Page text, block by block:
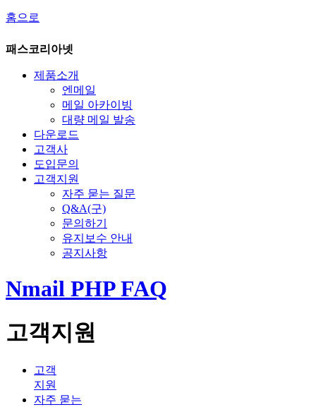
홈으로
패스코리아넷
제품소개
엔메일
메일 아카이빙
대량 메일 발송
다운로드
고객사
도입문의
고객지원
자주 묻는 질문
Q&A(구)
문의하기
유지보수 안내
공지사항
Nmail PHP FAQ
고객지원
고객
지원
자주 묻는